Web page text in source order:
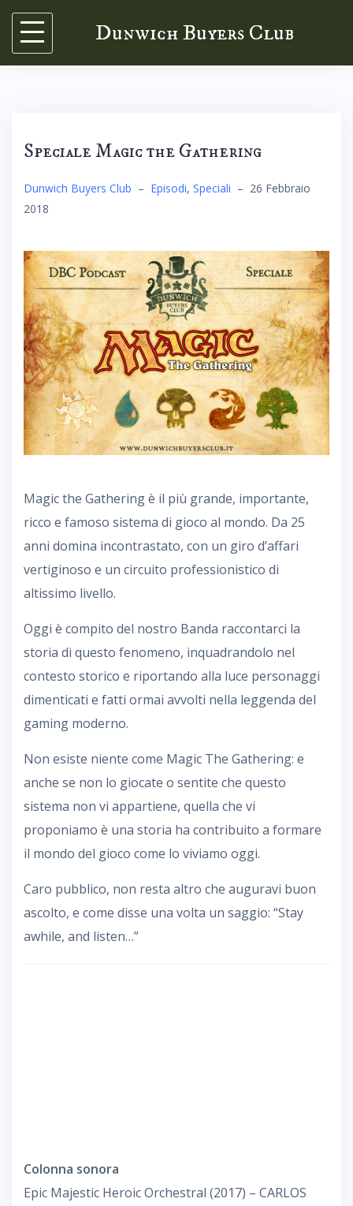
Skip
content
Dunwich Buyers Club
Speciale Magic the Gathering
Dunwich Buyers Club – Episodi, Speciali – 26 Febbraio
2018
Magic the Gathering è il più grande, importante,
ricco e famoso sistema di gioco al mondo. Da 25
anni domina incontrastato, con un giro d’affari
vertiginoso e un circuito professionistico di
altissimo livello.
Oggi è compito del nostro Banda raccontarci la
storia di questo fenomeno, inquadrandolo nel
contesto storico e riportando alla luce personaggi
dimenticati e fatti ormai avvolti nella leggenda del
gaming moderno.
Non esiste niente come Magic The Gathering: e
anche se non lo giocate o sentite che questo
sistema non vi appartiene, quella che vi
proponiamo è una storia ha contribuito a formare
il mondo del gioco come lo viviamo oggi.
Caro pubblico, non resta altro che auguravi buon
ascolto, e come disse una volta un saggio: “Stay
awhile, and listen…”
Colonna sonora
Epic Majestic Heroic Orchestral (2017) – CARLOS